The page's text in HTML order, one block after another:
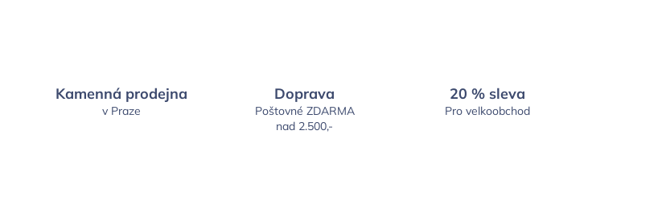
Kamenná prodejna
v Praze
Doprava
Poštovné ZDARMA
nad 2.500,-
20 % sleva
Pro velkoobchod